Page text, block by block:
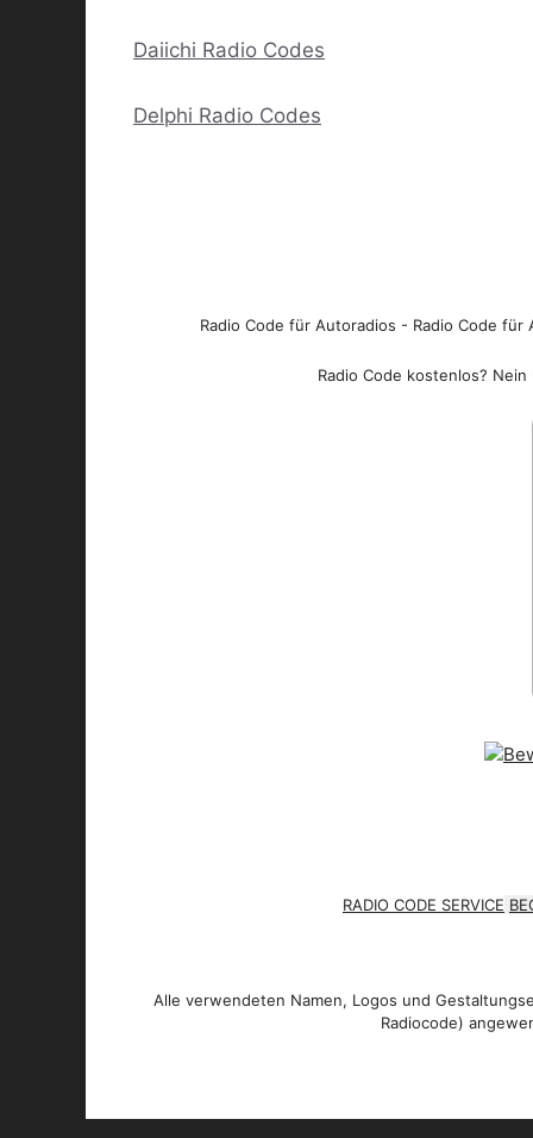
Daiichi Radio Codes
Delphi Radio Codes
Radio Code für Autoradios - Radio Code
Radio Code kostenlos?
RADIO CODE SERVICE
Alle verwendeten Namen, Logos und
Radiocode)